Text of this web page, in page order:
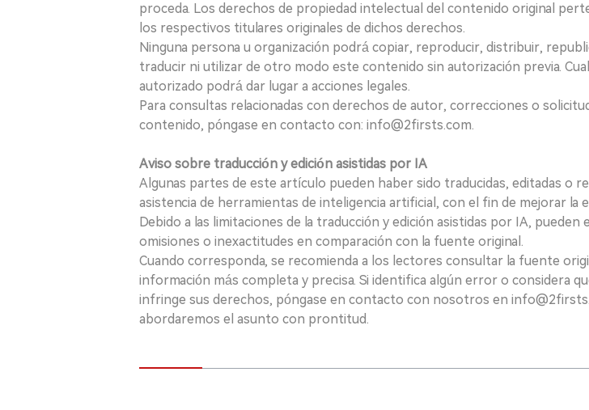
proceda. Los derechos de propiedad intelectual del contenido original
los respectivos titulares originales de dichos derechos.
Ninguna persona u organización podrá copiar, reproducir, distribuir,
traducir ni utilizar de otro modo este contenido sin autorización previa.
autorizado podrá dar lugar a acciones legales.
Para consultas relacionadas con derechos de autor, correcciones o
contenido, póngase en contacto con: info@2firsts.com.
Aviso sobre traducción y edición asistidas por IA
Algunas partes de este artículo pueden haber sido traducidas, editadas o
asistencia de herramientas de inteligencia artificial, con el fin de mejorar la
Debido a las limitaciones de la traducción y edición asistidas por IA, pueden
omisiones o inexactitudes en comparación con la fuente original.
Cuando corresponda, se recomienda a los lectores consultar la fuente
información más completa y precisa. Si identifica algún error o considera
infringe sus derechos, póngase en contacto con nosotros en
abordaremos el asunto con prontitud.